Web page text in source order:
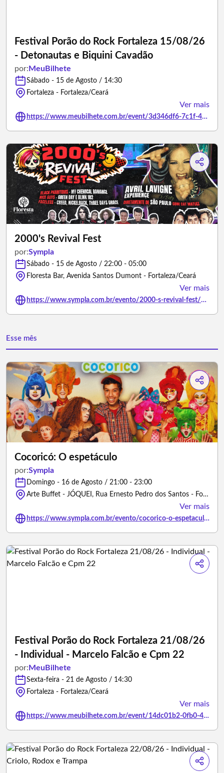
Festival Porão do Rock Fortaleza 15/08/26
- Detonautas e Biquini Cavadão
por: MeuBilhete
Sábado - 15 de Agosto / 14:30
Fortaleza - Fortaleza/Ceará
Ver mais
https://www.meubilhete.com.br/event/3d346df6-7c1f-4d09-9544-176780b6cb51
2000's Revival Fest
por:Sympla
Sábado - 15 de Agosto / 22:00 - 05:00
Floresta Bar, Avenida Santos Dumont - Fortaleza/Ceará
Ver mais
https://www.sympla.com.br/evento/2000-s-revival-fest/3446077
Esse mês
Cocoricó: O espetáculo
por:Sympla
Domingo - 16 de Agosto / 21:00 - 23:00
Arte Buffet - JÓQUEI, Rua Ernesto Pedro dos Santos - Fortaleza/Ceará
Ver mais
https://www.sympla.com.br/evento/cocorico-o-espetaculo/3497829
Festival Porão do Rock Fortaleza 21/08/26
- Individual - Marcelo Falcão e Cpm 22
por: MeuBilhete
Sexta-feira - 21 de Agosto / 14:30
Fortaleza - Fortaleza/Ceará
Ver mais
https://www.meubilhete.com.br/event/14dc01b2-0fb0-477e-8740-e648939ebc8f